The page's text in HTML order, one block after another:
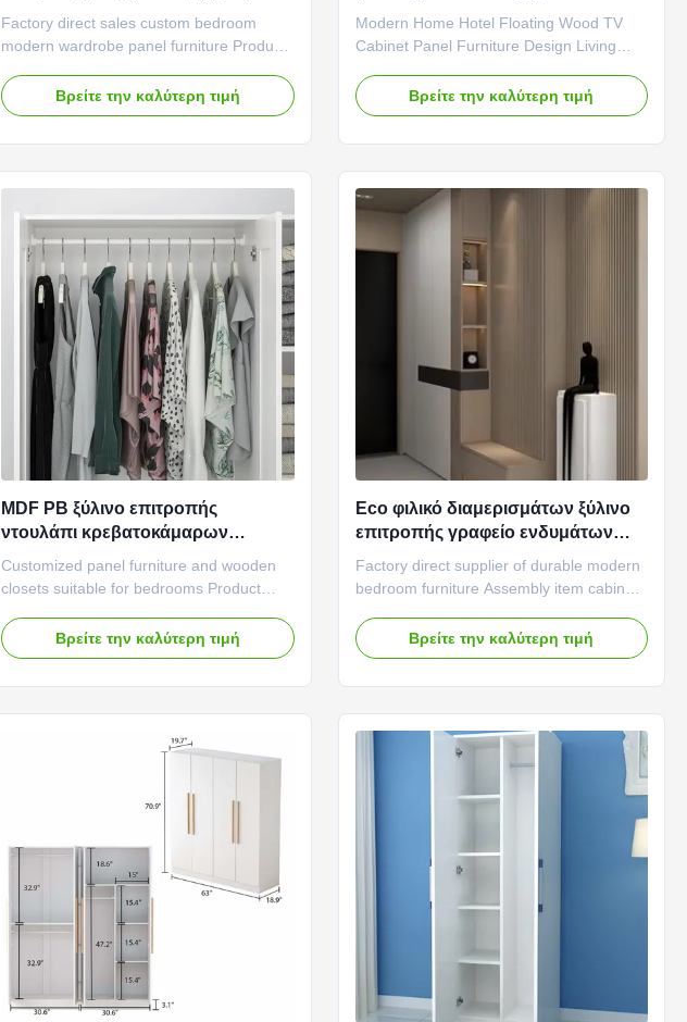
2400mm ενδυμάτων ύψους
Factory direct sales custom bedroom
modern wardrobe panel furniture Product
structure of modern bedroom wardrobes
is usually composed of high-quality
Βρείτε την καλύτερη τιμή
επιπλέουν το γραφείο TV
διευθετήσιμο
Modern Home Hotel Floating Wood TV
Cabinet Panel Furniture Design Living
Product composition: Main structure: The
main structure of a hanging screen TV
boards ...
Βρείτε την καλύτερη τιμή
MDF PB ξύλινο επιτροπής
ντουλάπι κρεβατοκάμαρων
επίπλων ξύλινο φιλικό προς το
περιβάλλον
Customized panel furniture and wooden
closets suitable for bedrooms Product
material for wooden closets is solid wood
or wooden boards. Solid wood closets
Βρείτε την καλύτερη τιμή
Eco φιλικό διαμερισμάτων ξύλινο
επιτροπής γραφείο ενδυμάτων
επίπλων σύγχρονο που
προσαρμόζεται
Factory direct supplier of durable modern
bedroom furniture Assembly item cabinet
composition: Main structure: The main
structure of modern bedroom cabinets is
Βρείτε την καλύτερη τιμή